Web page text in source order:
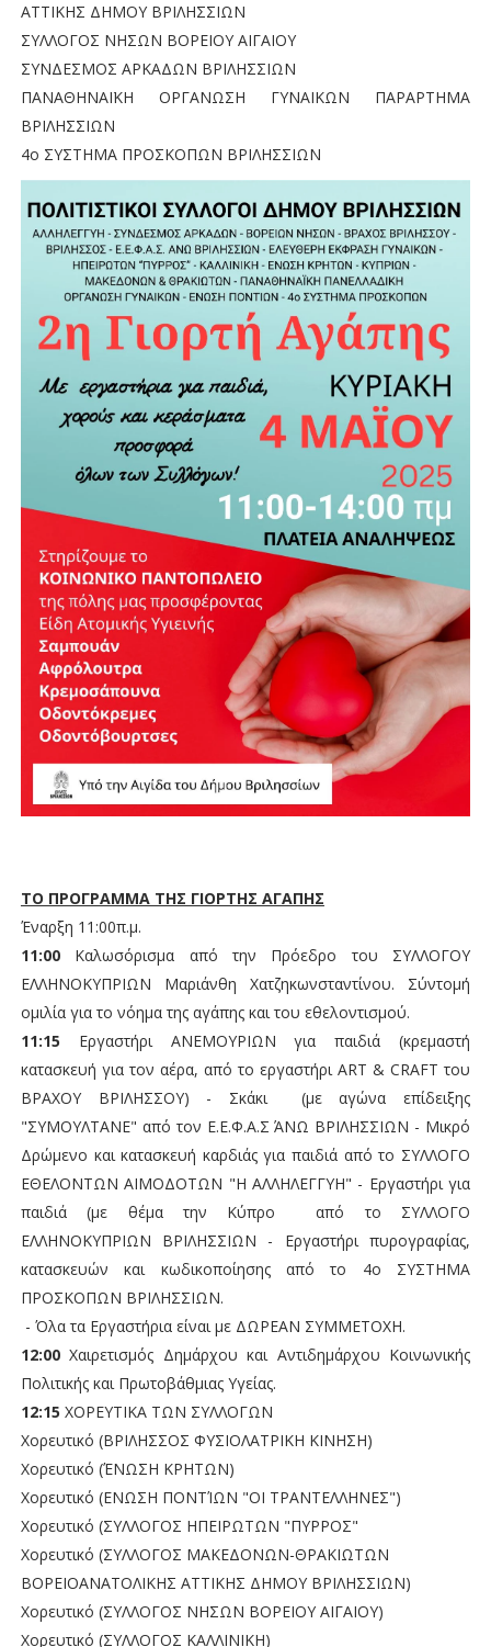
ΑΤΤΙΚΗΣ ΔΗΜΟΥ ΒΡΙΛΗΣΣΙΩΝ
ΣΥΛΛΟΓΟΣ ΝΗΣΩΝ ΒΟΡΕΙΟΥ ΑΙΓΑΙΟΥ
ΣΥΝΔΕΣΜΟΣ ΑΡΚΑΔΩΝ ΒΡΙΛΗΣΣΙΩΝ
ΠΑΝΑΘΗΝΑΪΚΗ ΟΡΓΑΝΩΣΗ ΓΥΝΑΙΚΩΝ ΠΑΡΑΡΤΗΜΑ
ΒΡΙΛΗΣΣΙΩΝ
4ο ΣΥΣΤΗΜΑ ΠΡΟΣΚΟΠΩΝ ΒΡΙΛΗΣΣΙΩΝ
ΤΟ ΠΡΟΓΡΑΜΜΑ ΤΗΣ ΓΙΟΡΤΗΣ ΑΓΑΠΗΣ
Έναρξη 11:00π.μ.
11:00Καλωσόρισμα από την Πρόεδρο του ΣΥΛΛΟΓΟΥ
ΕΛΛΗΝΟΚΥΠΡΙΩΝ Μαριάνθη Χατζηκωνσταντίνου. Σύντομή
ομιλία για το νόημα της αγάπης και του εθελοντισμού.
11:15 Εργαστήρι ΑΝΕΜΟΥΡΙΩΝ για παιδιά (κρεμαστή
κατασκευή για τον αέρα, από το εργαστήρι ART & CRAFT του
ΒΡΑΧΟΥ ΒΡΙΛΗΣΣΟΥ) - Σκάκι (με αγώνα επίδειξης
"ΣΥΜΟΥΛΤΑΝΕ" από τον Ε.Ε.Φ.Α.Σ ΆΝΩ ΒΡΙΛΗΣΣΙΩΝ - Μικρό
Δρώμενο και κατασκευή καρδιάς για παιδιά από το ΣΥΛΛΟΓΟ
ΕΘΕΛΟΝΤΩΝ ΑΙΜΟΔΟΤΩΝ "Η ΑΛΛΗΛΕΓΓΥΗ" - Εργαστήρι για
παιδιά (με θέμα την Κύπρο από το ΣΥΛΛΟΓΟ
ΕΛΛΗΝΟΚΥΠΡΙΩΝ ΒΡΙΛΗΣΣΙΩΝ - Εργαστήρι πυρογραφίας,
κατασκευών και κωδικοποίησης από το 4ο ΣΥΣΤΗΜΑ
ΠΡΟΣΚΟΠΩΝ ΒΡΙΛΗΣΣΙΩΝ.
- Όλα τα Εργαστήρια είναι με ΔΩΡΕΑΝ ΣΥΜΜΕΤΟΧΗ.
12:00Χαιρετισμός Δημάρχου και Αντιδημάρχου Κοινωνικής
Πολιτικής και Πρωτοβάθμιας Υγείας.
12:15 ΧΟΡΕΥΤΙΚΑ ΤΩΝ ΣΥΛΛΟΓΩΝ
Χορευτικό (ΒΡΙΛΗΣΣΟΣ ΦΥΣΙΟΛΑΤΡΙΚΗ ΚΙΝΗΣΗ)
Χορευτικό (ΈΝΩΣΗ ΚΡΗΤΩΝ)
Χορευτικό (ΕΝΩΣΗ ΠΟΝΤΊΩΝ "ΟΙ ΤΡΑΝΤΕΛΛΗΝΕΣ")
Χορευτικό (ΣΥΛΛΟΓΟΣ ΗΠΕΙΡΩΤΩΝ "ΠΥΡΡΟΣ"
Χορευτικό (ΣΥΛΛΟΓΟΣ ΜΑΚΕΔΟΝΩΝ-ΘΡΑΚΙΩΤΩΝ
ΒΟΡΕΙΟΑΝΑΤΟΛΙΚΗΣ ΑΤΤΙΚΗΣ ΔΗΜΟΥ ΒΡΙΛΗΣΣΙΩΝ)
Χορευτικό (ΣΥΛΛΟΓΟΣ ΝΗΣΩΝ ΒΟΡΕΙΟΥ ΑΙΓΑΙΟΥ)
Χορευτικό (ΣΥΛΛΟΓΟΣ ΚΑΛΛΙΝΙΚΗ)